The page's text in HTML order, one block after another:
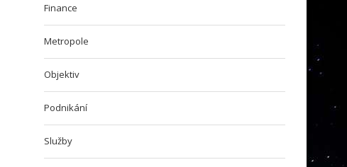
Finance
Metropole
Objektiv
Podnikání
Služby